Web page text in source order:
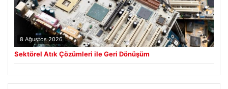
8 Ağustos 2026
Sektörel Atık Çözümleri ile Geri Dönüşüm